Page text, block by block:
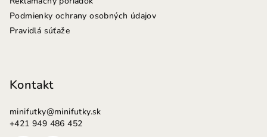
Podmienky ochrany osobných údajov
Pravidlá súťaže
Kontakt
minifutky@minifutky.sk
+421 949 486 452